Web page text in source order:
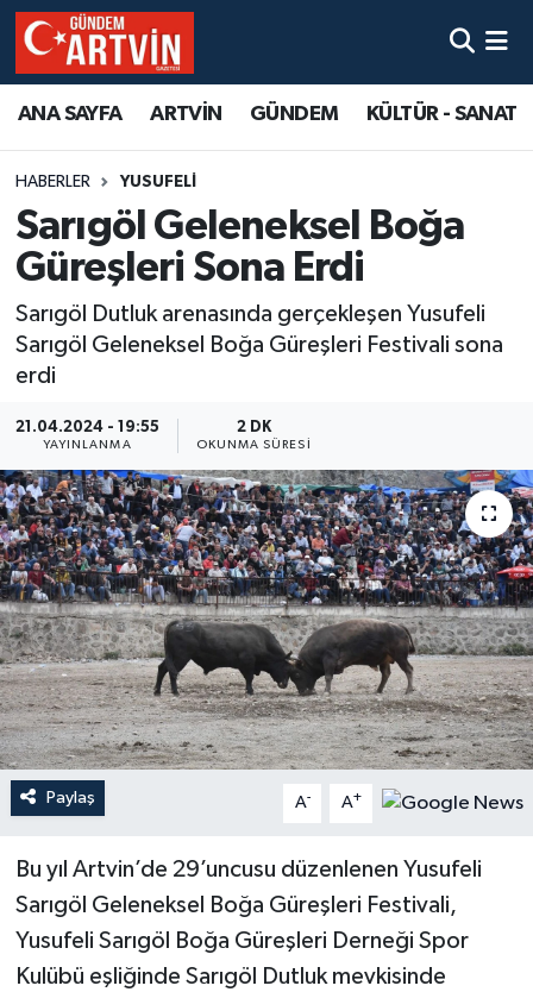
ANA SAYFA ARTVİN GÜNDEM KÜLTÜR - SANAT
HABERLER YUSUFELİ
Sarıgöl Geleneksel Boğa
Güreşleri Sona Erdi
Sarıgöl Dutluk arenasında gerçekleşen Yusufeli
Sarıgöl Geleneksel Boğa Güreşleri Festivali sona
erdi
21.04.2024 - 19:55
YAYINLANMA
2 DK
OKUNMA SÜRESI
Paylaş A- A+
Bu yıl Artvin’de 29’uncusu düzenlenen Yusufeli
Sarıgöl Geleneksel Boğa Güreşleri Festivali,
Yusufeli Sarıgöl Boğa Güreşleri Derneği Spor
Kulübü eşliğinde Sarıgöl Dutluk mevkisinde